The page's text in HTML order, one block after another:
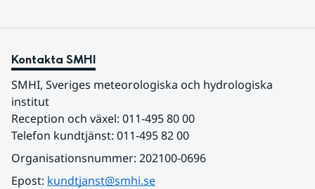
Kontakta SMHI
SMHI, Sveriges meteorologiska och hydrologiska
institut
Reception och växel: 011-495 80 00
Telefon kundtjänst: 011-495 82 00
Organisationsnummer: 202100-0696
Epost: kundtjanst@smhi.se